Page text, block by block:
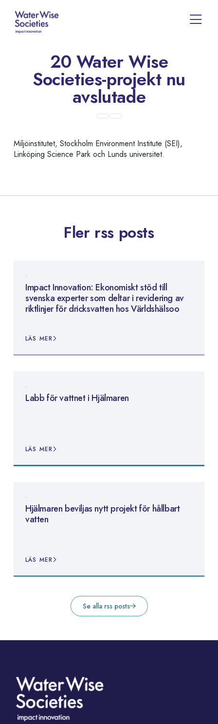
20 Water Wise
Societies-projekt nu
avslutade
Miljöinstitutet, Stockholm Environment Institute (SEI),
Linköping Science Park och Lunds universitet.
Fler rss posts
Impact Innovation: Ekonomiskt stöd till
svenska experter som deltar i revidering av
riktlinjer för dricksvatten hos Världshälsoo
LÄS MER
Labb för vattnet i Hjälmaren
LÄS MER
Hjälmaren beviljas nytt projekt för hållbart
vatten
LÄS MER
Se alla rss posts